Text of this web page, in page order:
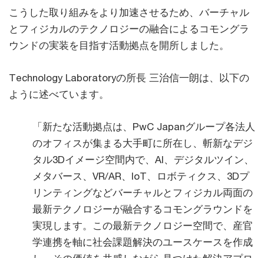
こうした取り組みをより加速させるため、バーチャル
とフィジカルのテクノロジーの融合によるコモングラ
ウンドの実装を目指す活動拠点を開所しました。
Technology Laboratoryの所長 三治信一朗は、以下の
ように述べています。
「新たな活動拠点は、PwC Japanグループ各法人
のオフィスが集まる大手町に所在し、斬新なデジ
タル3Dイメージ空間内で、AI、デジタルツイン、
メタバース、VR/AR、IoT、ロボティクス、3Dプ
リンティングなどバーチャルとフィジカル両面の
最新テクノロジーが融合するコモングラウンドを
実現します。この最新テクノロジー空間で、産官
学連携を軸に社会課題解決のユースケースを作成